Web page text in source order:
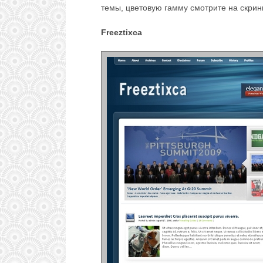
темы, цветовую гамму смотрите на
Freeztixca